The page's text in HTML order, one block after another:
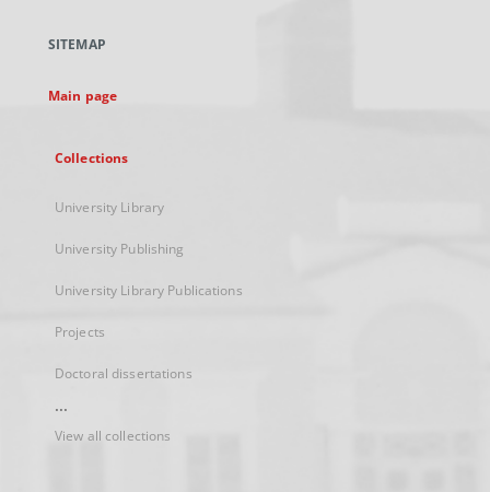
new
SITEMAP
Main page
Collections
University Library
University Publishing
University Library Publications
Projects
Doctoral dissertations
...
View all collections